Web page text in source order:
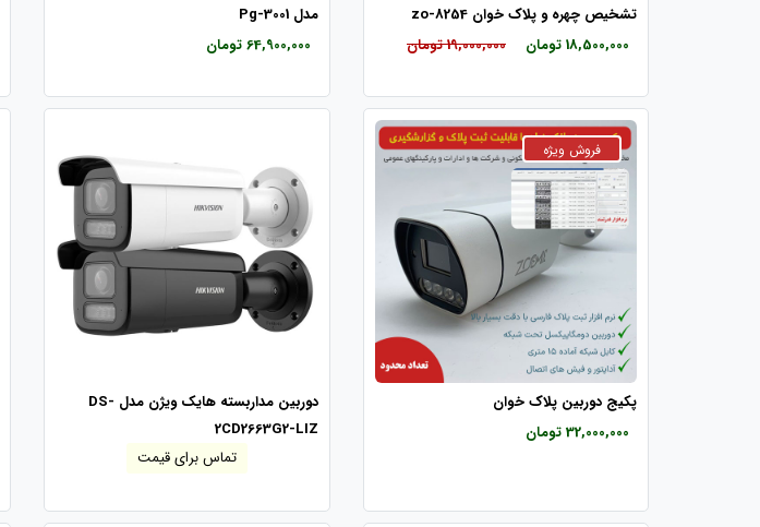
تشخیص چهره و پلاک خوان zo-8254
18,500,000 تومان
19,000,000 تومان
مدل Pg-3001
64,900,000 تومان
پکیج دوربین پلاک خوان
32,000,000 تومان
دوربین مداربسته هایک ویژن مدل DS-
2CD2663G2-LIZ
تماس برای قیمت